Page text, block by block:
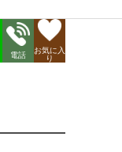
電話
お気に入
り